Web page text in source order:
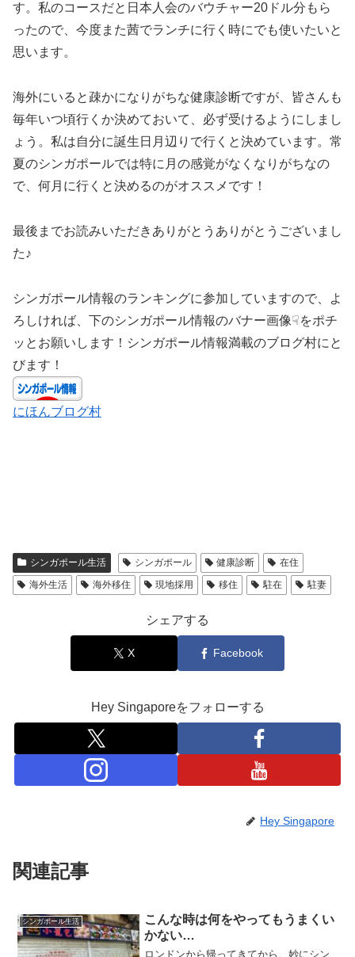
す。私のコースだと日本人会のバウチャー20ドル分もら
ったので、今度また茜でランチに行く時にでも使いたいと
思います。
海外にいると疎かになりがちな健康診断ですが、皆さんも
毎年いつ頃行くか決めておいて、必ず受けるようにしまし
ょう。私は自分に誕生日月辺りで行くと決めています。常
夏のシンガポールでは特に月の感覚がなくなりがちなの
で、何月に行くと決めるのがオススメです！
最後までお読みいただきありがとうありがとうございまし
た♪
シンガポール情報のランキングに参加していますので、よ
ろしければ、下のシンガポール情報のバナー画像☟をポチ
ッとお願いします！シンガポール情報満載のブログ村にと
びます！
にほんブログ村
シンガポール生活 シンガポール 健康診断
在住
海外生活
海外移住 現地採用 移住 駐在 駐妻
シェアする
X Facebook
Hey Singaporeをフォローする
Hey Singapore
関連記事
シンガポール生活
こんな時は何をやってもうまくい
かない…
ロンドンから帰ってきてから、妙にシン